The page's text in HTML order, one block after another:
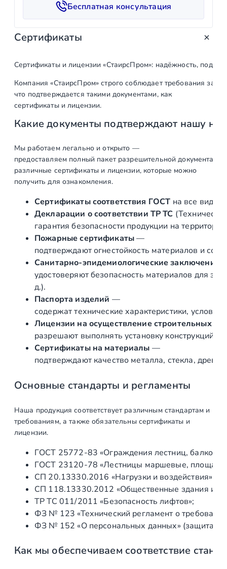
в
о
о
а
р
а
Д
е
р
н
а
д
л
ю
м
и
н
и
й
х
Бесплатная консультация
Сертификаты
Сертификаты и лицензии «СтаирсПром»: надёжность,
Компания «СтаирсПром» строго соблюдает требования
что подтверждается такими документами, как
сертификаты и лицензии.
Какие документы подтверждают нашу
Мы работаем легально и открыто —
предоставляем полный пакет разрешительной
различные сертификаты и лицензии, которые можно
получить для ознакомления.
Сертификаты соответствия ГОСТ на все виды
Декларации о соответствии ТР ТС
гарантия безопасности продукции на
Пожарные сертификаты—
подтверждают огнестойкость материалов и
Санитарно‑эпидемиологические заключения
удостоверяют безопасность материалов для
д.).
Паспорта изделий —
содержат технические характеристики,
Лицензии на осуществление строительных и
разрешают выполнять установку конструкций
Сертификаты на материалы —
подтверждают качество металла, стекла,
Основные стандарты и регламенты
Наша продукция соответствует различным стандартам и
требованиям, а также обязательны сертификаты и
лицензии.
ГОСТ 25772‑83 «Ограждения лестниц,
ГОСТ 23120‑78 «Лестницы маршевые,
СП 20.13330.2016 «Нагрузки и воздействия»
СП 118.13330.2012 «Общественные здания и
ТР ТС 011/2011 «Безопасность лифтов»;
ФЗ № 123 «Технический регламент о
ФЗ № 152 «О персональных данных» (защита
Как мы обеспечиваем соответствие